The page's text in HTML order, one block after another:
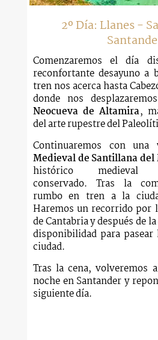
2º Día: Llanes -
Comenzaremos el día
reconfortante desayuno a
tren nos acerca hasta
donde nos
Neocueva de Altamira,
del arte rupestre del
Continuaremos con
Medieval de Santillana del
histórico medieval
conservado. Tras la
rumbo en tren a la
Haremos un recorrido por
de Cantabria y después de
disponibilidad para
ciudad.
Tras la cena, volveremos
noche en Santander y
siguiente día.